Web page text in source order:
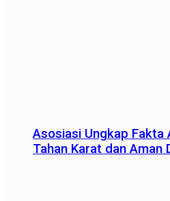
Asosiasi Ungkap Fakta
Tahan Karat dan Aman